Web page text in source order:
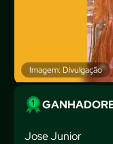
Imagem: Divulgação
Jose Junior